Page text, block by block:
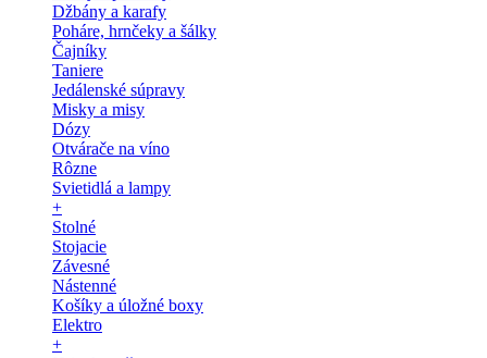
Džbány a karafy
Poháre, hrnčeky a šálky
Čajníky
Taniere
Jedálenské súpravy
Misky a misy
Dózy
Otvárače na víno
Rôzne
Svietidlá a lampy
+
Stolné
Stojacie
Závesné
Nástenné
Košíky a úložné boxy
Elektro
+